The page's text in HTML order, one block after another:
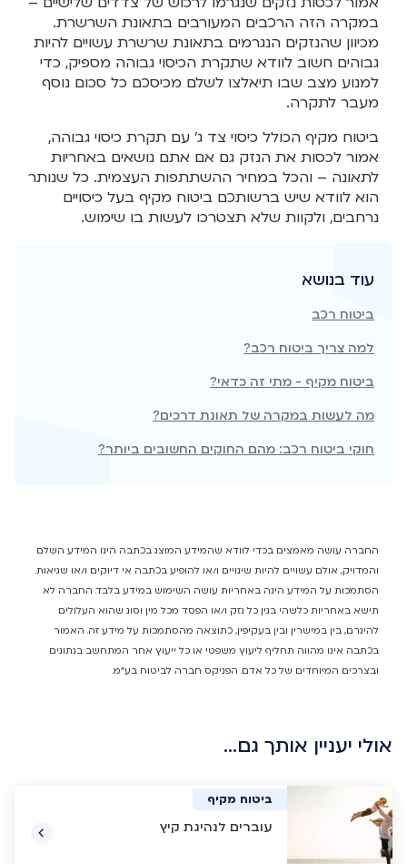
במקרה הזה הרכבים המעורבים בתאונת השרשרת.
מכיוון שהנזקים הנגרמים בתאונת שרשרת עשויים להיות
גבוהים חשוב לוודא שתקרת הכיסוי גבוהה מספיק, כדי
למנוע מצב שבו תיאלצו לשלם מכיסכם כל סכום נוסף
מעבר לתקרה.
ביטוח מקיף הכולל כיסוי צד ג' עם תקרת כיסוי גבוהה,
אמור לכסות את הנזק גם אם אתם נושאים באחריות
לתאונה – והכל במחיר ההשתתפות העצמית. כל שנותר
הוא לוודא שיש ברשותכם ביטוח מקיף בעל כיסויים
נרחבים, ולקוות שלא תצטרכו לעשות בו שימוש.
עוד בנושא
ביטוח רכב
למה צריך ביטוח רכב?
ביטוח מקיף - מתי זה כדאי?
מה לעשות במקרה של תאונת דרכים?
חוקי ביטוח רכב: מהם החוקים החשובים ביותר?
החברה עושה מאמצים בכדי לוודא שהמידע המוצג בכתבה הינו המידע השלם
והמדויק, אולם עשויים להיות שינויים ו/או להופיע בכתבה אי דיוקים ו/או שגיאות.
הסתמכות על המידע הינה באחריות עושה השימוש במידע בלבד. החברה לא
תישא באחריות כלשהי בגין כל נזק ו/או הפסד מכל מין וסוג שהוא העלולים
להיגרם, בין במישרין ובין בעקיפין, כתוצאה מהסתמכות על מידע זה. האמור
בכתבה אינו מהווה תחליף ליעוץ משפטי או כל ייעוץ אחר המתחשב בנתונים
ובצרכים המיוחדים של כל אדם. הפניקס חברה לביטוח בע"מ.
אולי יעניין אותך גם…
ביטוח רכב
עוברים לנהיגת קיץ
ביטוח רכב
ביטוח רכב
ביטוח מקיף